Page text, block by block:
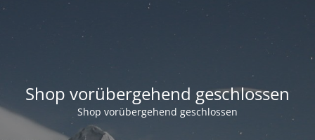
Shop vorübergehend geschlossen
Shop vorübergehend geschlossen